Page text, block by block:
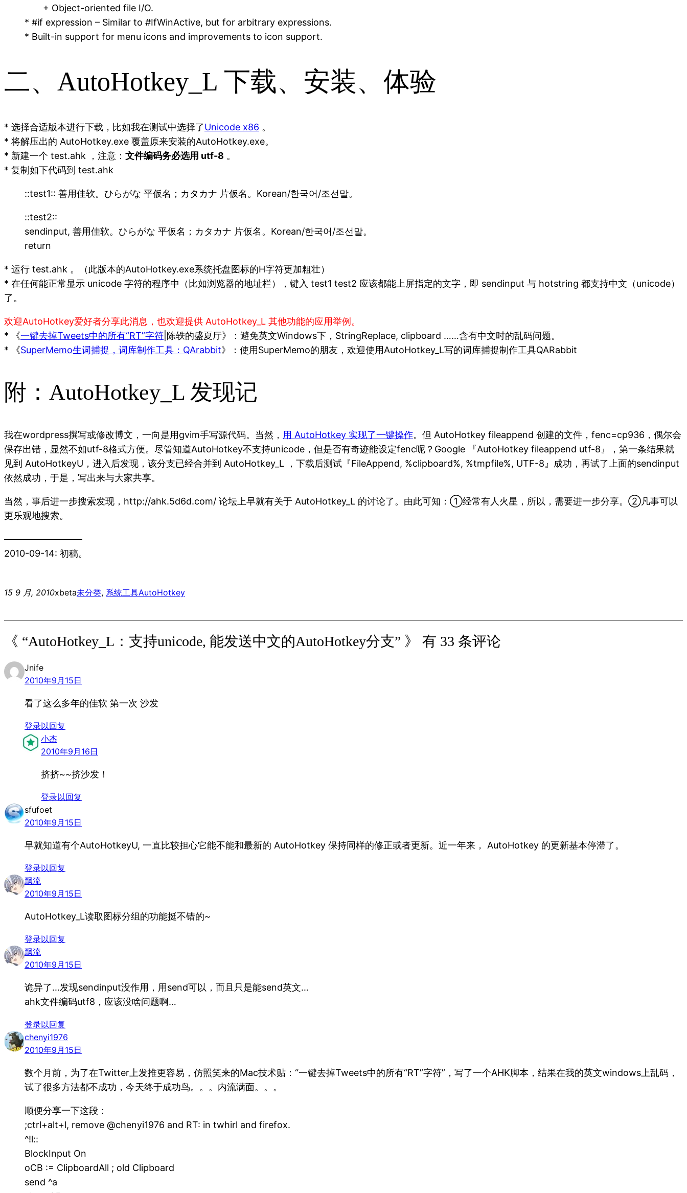
+ Object-oriented file I/O.
* #if expression – Similar to #IfWinActive, but for arbitrary expressions.
* Built-in support for menu icons and improvements to icon support.
二、AutoHotkey_L 下载、安装、体验
* 选择合适版本进行下载，比如我在测试中选择了Unicode x86 。
* 将解压出的 AutoHotkey.exe 覆盖原来安装的AutoHotkey.exe。
* 新建一个 test.ahk ，注意： 文件编码务必选用 utf-8 。
* 复制如下代码到 test.ahk
::test1:: 善用佳软。ひらがな 平仮名；カタカナ 片仮名。Korean/한국어/조선말。
::test2::
sendinput, 善用佳软。ひらがな 平仮名；カタカナ 片仮名。Korean/한국어/조선말。
return
* 运行 test.ahk 。（此版本的AutoHotkey.exe系统托盘图标的H字符更加粗壮）
* 在任何能正常显示 unicode 字符的程序中（比如浏览器的地址栏），键入 test1 test2 应该都能上屏指定的文字，即 sendinput 与 hotstring 都支持中文（unicode）
了。
欢迎AutoHotkey爱好者分享此消息，也欢迎提供 AutoHotkey_L 其他功能的应用举例。
* 《一键去掉Tweets中的所有“RT”字符 |陈轶的盛夏厅》：避免英文Windows下，StringReplace, clipboard ……含有中文时的乱码问题。
* 《SuperMemo生词捕捉，词库制作工具：QArabbit》：使用SuperMemo的朋友，欢迎使用AutoHotkey_L写的词库捕捉制作工具QARabbit
附：AutoHotkey_L 发现记
我在wordpress撰写或修改博文，一向是用gvim手写源代码。当然， 用 AutoHotkey 实现了一键操作。但 AutoHotkey fileappend 创建的文件，fenc=cp936，偶尔会
保存出错，显然不如utf-8格式方便。尽管知道AutoHotkey不支持unicode，但是否有奇迹能设定fenc呢？Google 『AutoHotkey fileappend utf-8』，第一条结果就
见到 AutoHotkeyU，进入后发现，该分支已经合并到 AutoHotkey_L ，下载后测试『FileAppend, %clipboard%, %tmpfile%, UTF-8』成功，再试了上面的sendinput
依然成功，于是，写出来与大家共享。
当然，事后进一步搜索发现，http://ahk.5d6d.com/ 论坛上早就有关于 AutoHotkey_L 的讨论了。由此可知：①经常有人火星，所以，需要进一步分享。②凡事可以
更乐观地搜索。
————————–
2010-09-14: 初稿。
15 9 月, 2010xbeta未分类, 系统工具AutoHotkey
《 “AutoHotkey_L：支持unicode, 能发送中文的AutoHotkey分支” 》 有 33 条评论
Jnife
2010年9月15日
看了这么多年的佳软 第一次 沙发
登录以回复
小杰
2010年9月16日
挤挤~~挤沙发！
登录以回复
sfufoet
2010年9月15日
早就知道有个AutoHotkeyU, 一直比较担心它能不能和最新的 AutoHotkey 保持同样的修正或者更新。近一年来， AutoHotkey 的更新基本停滞了。
登录以回复
飘流
2010年9月15日
AutoHotkey_L读取图标分组的功能挺不错的~
登录以回复
飘流
2010年9月15日
诡异了…发现sendinput没作用，用send可以，而且只是能send英文…
ahk文件编码utf8，应该没啥问题啊…
登录以回复
chenyi1976
2010年9月15日
数个月前，为了在Twitter上发推更容易，仿照笑来的Mac技术贴：“一键去掉Tweets中的所有“RT”字符”，写了一个AHK脚本，结果在我的英文windows上乱码，
试了很多方法都不成功，今天终于成功鸟。。。内流满面。。。
顺便分享一下这段：
;ctrl+alt+l, remove @chenyi1976 and RT: in twhirl and firefox.
^!l::
BlockInput On
oCB := ClipboardAll ; old Clipboard
send ^a